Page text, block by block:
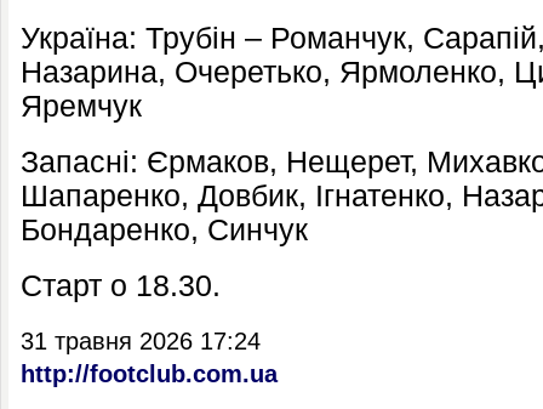
Україна: Трубін – Романчук,
Назарина, Очеретько, Ярмоленко,
Яремчук
Запасні: Єрмаков, Нещерет,
Шапаренко, Довбик, Ігнатенко,
Бондаренко, Синчук
Старт о 18.30.
31 травня 2026 17:24
http://footclub.com.ua